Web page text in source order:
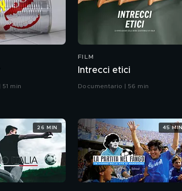
min
FILM
Intrecci etici
Documentario | 56 min
26 MIN 45 MIN